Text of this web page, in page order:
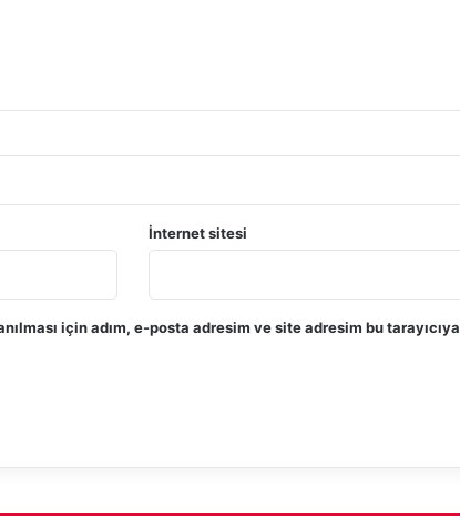
İnternet sitesi
için adım, e-posta adresim ve site adresim bu tarayıcıya